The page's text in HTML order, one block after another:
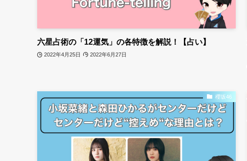
六星占術の「12運気」の各特徴を解説！【占い】
2022年4月25日 2022年6月27日
櫻坂46